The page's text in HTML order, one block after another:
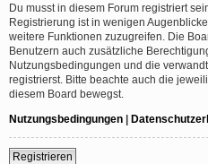
Du musst in diesem Forum registriert
Registrierung ist in wenigen
weitere Funktionen zuzugreifen. Die
Benutzern auch zusätzliche
Nutzungsbedingungen und die
registrierst. Bitte beachte auch die
diesem Board bewegst.
Nutzungsbedingungen |
Registrieren